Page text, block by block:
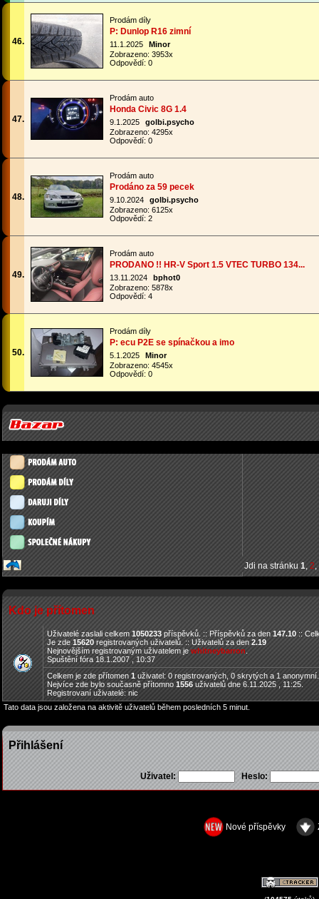
46.
Prodám díly
P: Dunlop R16 zimní
11.1.2025
Minor
Zobrazeno: 3953x
Odpovědí: 0
47.
Prodám auto
Honda Civic 8G 1.4
9.1.2025
golbi.psycho
Zobrazeno: 4295x
Odpovědí: 0
48.
Prodám auto
Prodáno za 59 pecek
9.10.2024
golbi.psycho
Zobrazeno: 6125x
Odpovědí: 2
49.
Prodám auto
PRODANO !! HR-V Sport 1.5 VTEC TURBO 134...
13.11.2024
bphot0
Zobrazeno: 5878x
Odpovědí: 4
50.
Prodám díly
P: ecu P2E se spínačkou a imo
5.1.2025
Minor
Zobrazeno: 4545x
Odpovědí: 0
Jdi na stránku 1, 2,
Kdo je přítomen
Uživatelé zaslali celkem1050233příspěvků. :: Příspěvků za den147.10::
Je zde15620 registrovaných uživatelů. :: Uživatelů za den2.19
Nejnovějším registrovaným uživatelem jewhitneybarron
Spuštění fóra 18.1.2007 , 10:37
Celkem je zde přítomen 1 uživatel: 0 registrovaných, 0 skrytých a 1
Nejvíce zde bylo současně přítomno 1556 uživatelů dne 6.11.2025 , 11:25.
Registrovaní uživatelé: nic
Tato data jsou založena na aktivitě uživatelů během posledních 5 minut.
Přihlášení
Uživatel: Heslo:
Nové příspěvky